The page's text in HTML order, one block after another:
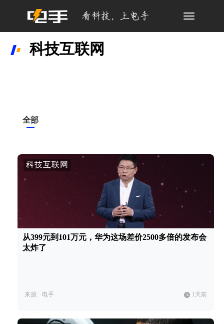
Toggle
科技互联网
全部
科技互联网
从399元到101万元，华为这场差价2500多倍的发布会
太炸了
来源: 电手 1天前